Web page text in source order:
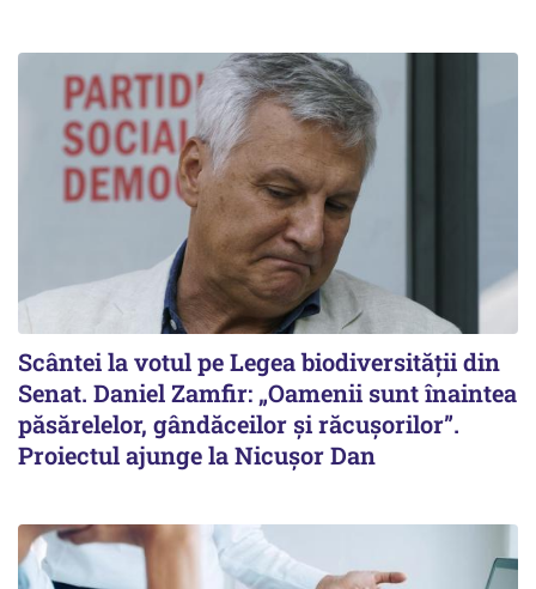
Scântei la votul pe Legea biodiversității din
Senat. Daniel Zamfir: „Oamenii sunt înaintea
păsărelelor, gândăceilor și răcușorilor”.
Proiectul ajunge la Nicușor Dan